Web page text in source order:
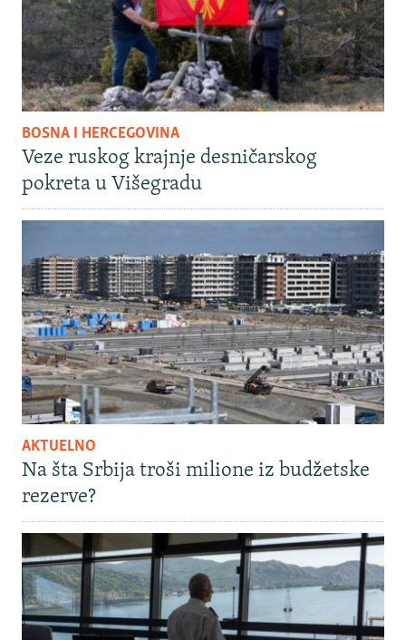
BOSNA I HERCEGOVINA
Veze ruskog krajnje desničarskog
pokreta u Višegradu
AKTUELNO
Na šta Srbija troši milione iz budžetske
rezerve?